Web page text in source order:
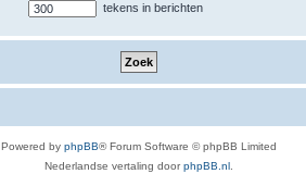
tekens in berichten
Powered by phpBB® Forum Software © phpBB Limited
Nederlandse vertaling doorphpBB.nl